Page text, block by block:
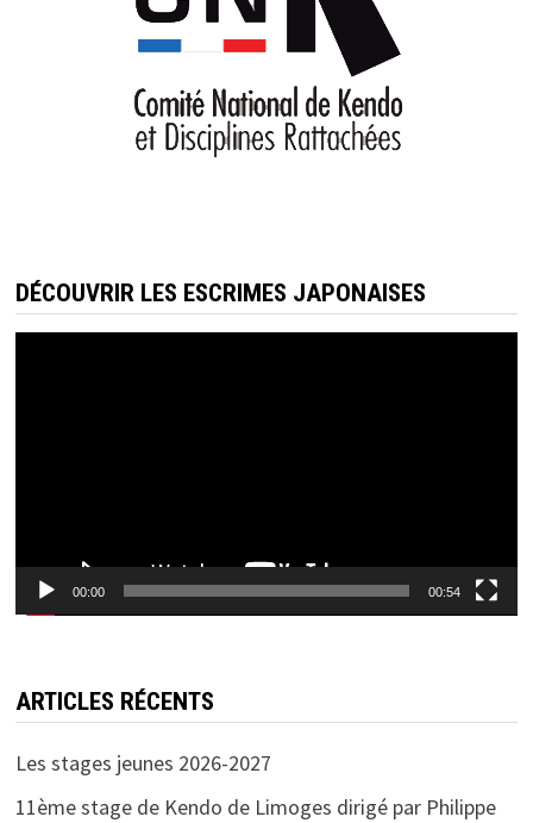
DÉCOUVRIR LES ESCRIMES JAPONAISES
00:00 00:54
ARTICLES RÉCENTS
Les stages jeunes 2026-2027
11ème stage de Kendo de Limoges dirigé par Philippe